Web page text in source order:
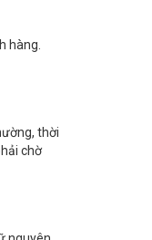
hàng.
thời
chờ